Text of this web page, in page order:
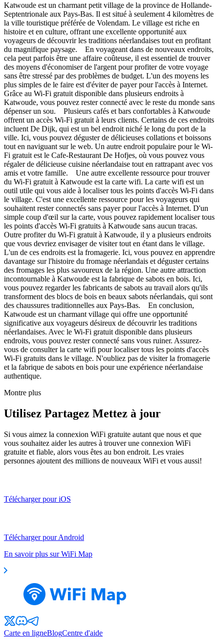
Katwoude est un charmant petit village de la province de Hollande-
Septentrionale aux Pays-Bas. Il est situé à seulement 4 kilomètres de
la ville touristique préférée de Volendam. Le village est riche en
histoire et en culture, offrant une excellente opportunité aux
voyageurs de découvrir les traditions néerlandaises tout en profitant
du magnifique paysage. En voyageant dans de nouveaux endroits,
cela peut parfois être une affaire coûteuse, il est essentiel de trouver
des moyens d'économiser de l'argent pour profiter de votre voyage
sans être stressé par des problèmes de budget. L'un des moyens les
plus simples de le faire est d'éviter de payer pour l'accès à Internet.
Grâce au Wi-Fi gratuit disponible dans plusieurs endroits à
Katwoude, vous pouvez rester connecté avec le reste du monde sans
dépenser un sou. Plusieurs cafés et bars confortables à Katwoude
offrent un accès Wi-Fi gratuit à leurs clients. Certains de ces endroits
incluent De Dijk, qui est un bel endroit niché le long du port de la
ville. Ici, vous pouvez déguster de délicieuses collations et boissons
tout en naviguant sur le web. Un autre endroit populaire pour le Wi-
Fi gratuit est le Cafe-Restaurant De Hofjes, où vous pouvez vous
régaler de délicieuse cuisine néerlandaise tout en rattrapant avec vos
amis et votre famille. Une autre excellente ressource pour trouver
du Wi-Fi gratuit à Katwoude est la carte wifi. La carte wifi est un
outil utile qui vous aide à localiser tous les points d'accès Wi-Fi dans
le village. C'est une excellente ressource pour les voyageurs qui
souhaitent rester connectés sans payer pour l'accès à Internet. D'un
simple coup d'œil sur la carte, vous pouvez rapidement localiser tous
les points d'accès Wi-Fi gratuits à Katwoude sans aucun tracas.
Outre profiter du Wi-Fi gratuit à Katwoude, il y a plusieurs endroits
que vous devriez envisager de visiter tout en étant dans le village.
L'un de ces endroits est la fromagerie. Ici, vous pouvez en apprendre
davantage sur l'histoire du fromage néerlandais et déguster certains
des fromages les plus savoureux de la région. Une autre attraction
incontournable à Katwoude est la fabrique de sabots en bois. Ici,
vous pouvez regarder les fabricants de sabots au travail alors qu'ils
transforment des blocs de bois en beaux sabots néerlandais, qui sont
des chaussures traditionnelles aux Pays-Bas. En conclusion,
Katwoude est un charmant village qui offre une opportunité
significative aux voyageurs désireux de découvrir les traditions
néerlandaises. Avec le Wi-Fi gratuit disponible dans plusieurs
endroits, vous pouvez rester connecté sans vous ruiner. Assurez-
vous de consulter la carte wifi pour localiser tous les points d'accès
Wi-Fi gratuits dans le village. N'oubliez pas de visiter la fromagerie
et la fabrique de sabots en bois pour une expérience néerlandaise
authentique.
Montre plus
Utilisez Partagez Mettez à jour
Si vous aimez la connexion WiFi gratuite autant que nous et que
vous souhaitez aider les autres à trouver une connexion WiFi
gratuite et fiable, alors vous êtes au bon endroit. Les vraies
personnes ajoutent des millions de nouveaux WiFi et vous aussi!
Télécharger pour iOS
Télécharger pour Android
En savoir plus sur WiFi Map
Carte en ligneBlogCentre d'aide